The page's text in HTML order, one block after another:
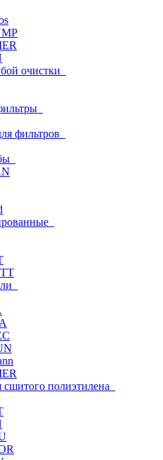
очистки
фильтров
полиэтилена